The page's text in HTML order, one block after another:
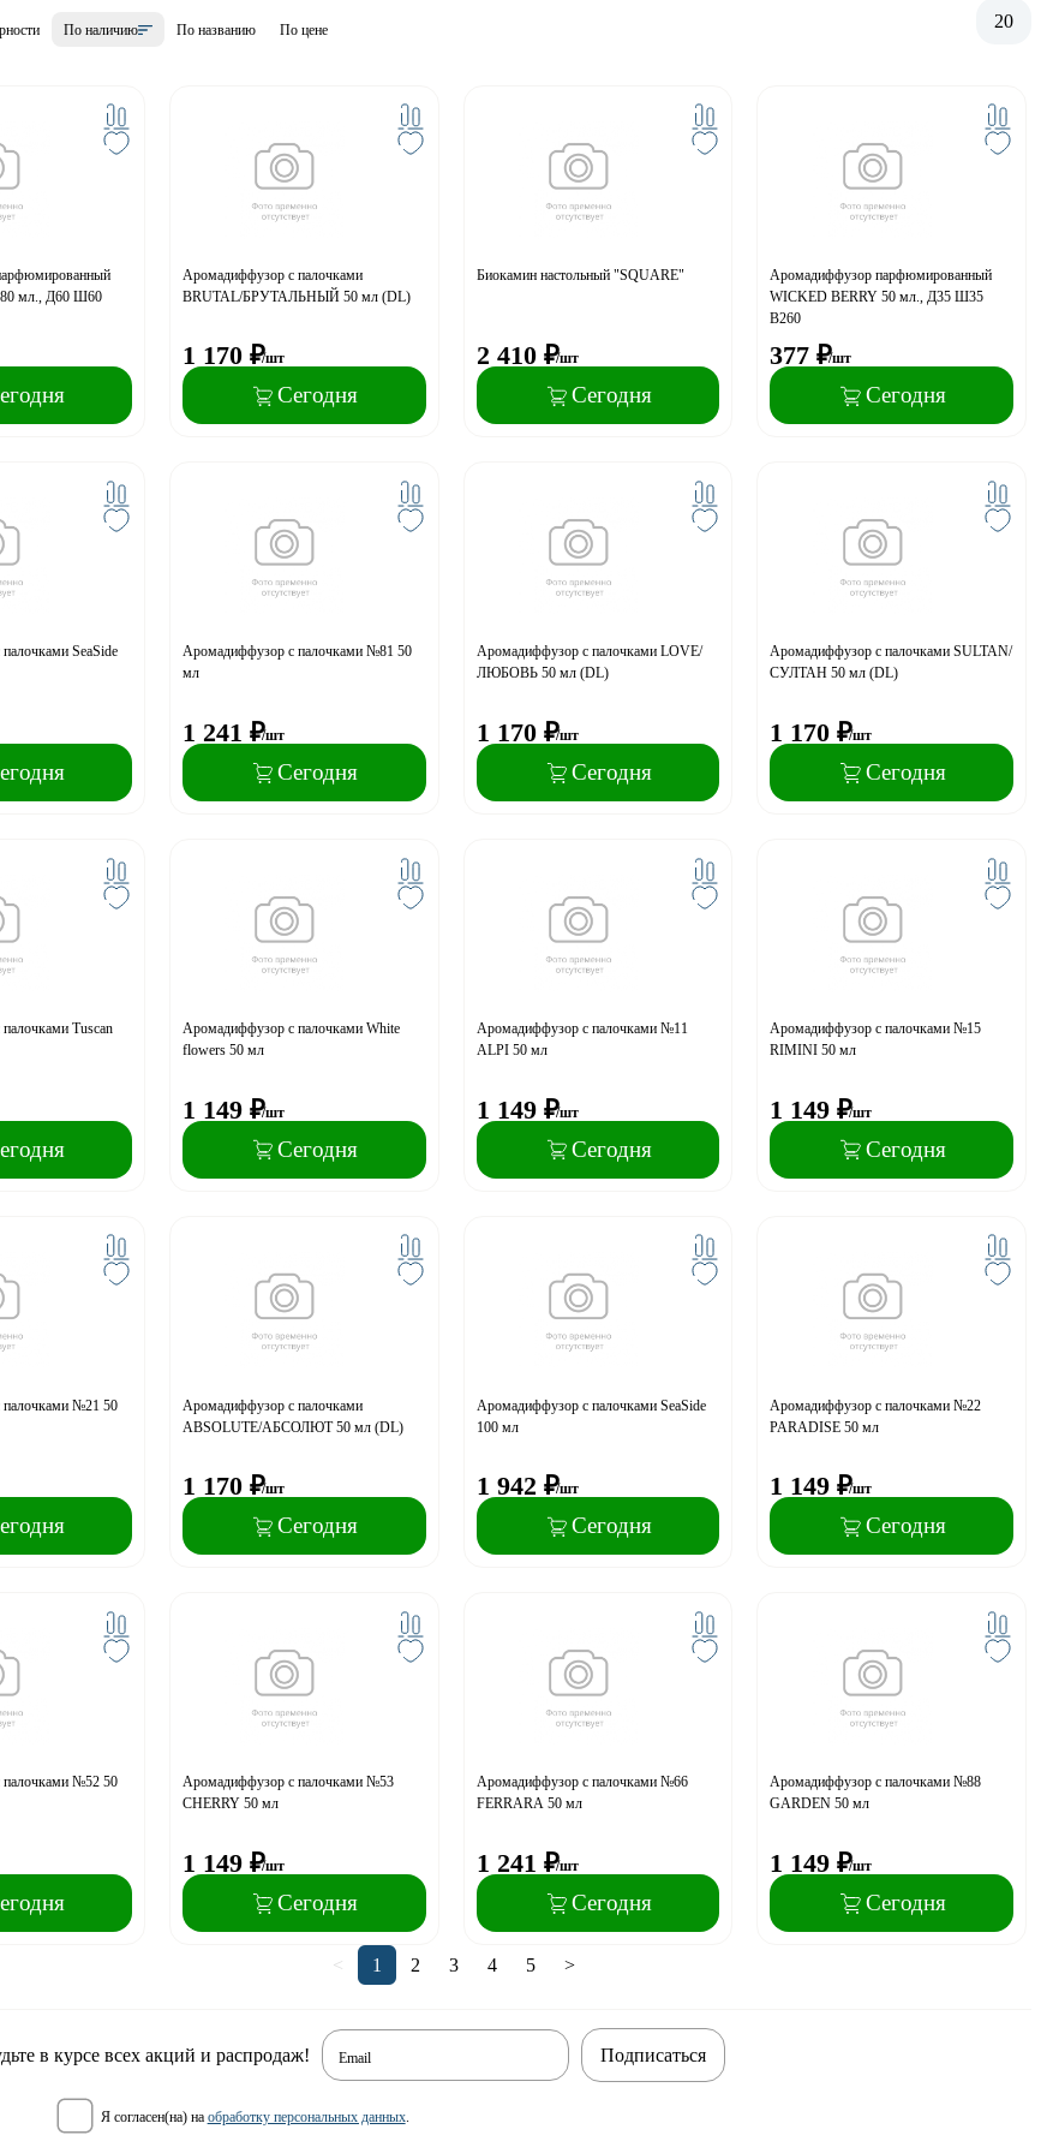
По наличию По названию По цене 20
мл., Д60 Ш60
Аромадиффузор с палочками
BRUTAL/БРУТАЛЬНЫЙ 50 мл (DL)
1 170 ₽/шт
Сегодня
Биокамин настольный "SQUARE"
2 410 ₽/шт
Сегодня
Аромадиффузор парфюмированный
WICKED BERRY 50 мл., Д35 Ш35
В260
377 ₽/шт
Сегодня
SeaSide
Аромадиффузор с палочками №81 50
мл
1 241 ₽/шт
Сегодня
Аромадиффузор с палочками LOVE/
ЛЮБОВЬ 50 мл (DL)
1 170 ₽/шт
Сегодня
Аромадиффузор с палочками SULTAN/
СУЛТАН 50 мл (DL)
1 170 ₽/шт
Сегодня
Tuscan
Аромадиффузор с палочками White
flowers 50 мл
1 149 ₽/шт
Сегодня
Аромадиффузор с палочками №11
ALPI 50 мл
1 149 ₽/шт
Сегодня
Аромадиффузор с палочками №15
RIMINI 50 мл
1 149 ₽/шт
Сегодня
№21 50
Аромадиффузор с палочками
ABSOLUTE/АБСОЛЮТ 50 мл (DL)
1 170 ₽/шт
Сегодня
Аромадиффузор с палочками SeaSide
100 мл
1 942 ₽/шт
Сегодня
Аромадиффузор с палочками №22
PARADISE 50 мл
1 149 ₽/шт
Сегодня
№52 50
Аромадиффузор с палочками №53
CHERRY 50 мл
1 149 ₽/шт
Сегодня
Аромадиффузор с палочками №66
FERRARA 50 мл
1 241 ₽/шт
Сегодня
Аромадиффузор с палочками №88
GARDEN 50 мл
1 149 ₽/шт
Сегодня
< 1 2 3 4 5 >
в курсе всех акций и распродаж! Email
я согласен(на) на обработку персональных данных.
Подписаться